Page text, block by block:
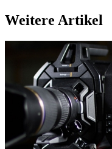
Weitere Artikel